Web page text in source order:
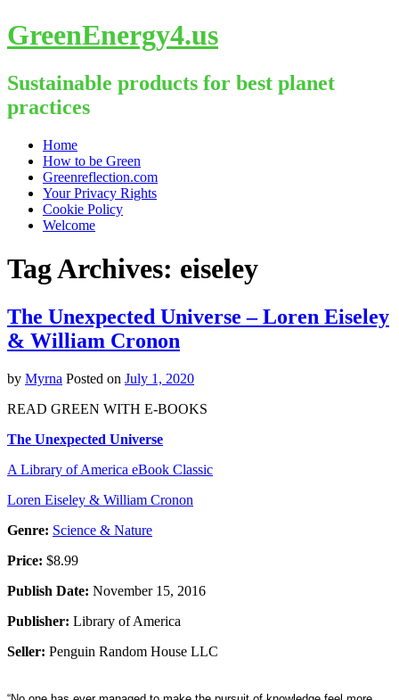
GreenEnergy4.us
Sustainable products for best planet
practices
Skip
content
Home
How to be Green
Greenreflection.com
Your Privacy Rights
Cookie Policy
Welcome
Tag Archives: eiseley
The Unexpected Universe – Loren Eiseley
& William Cronon
by Myrna Posted on July 1, 2020
READ GREEN WITH E-BOOKS
The Unexpected Universe
A Library of America eBook Classic
Loren Eiseley & William Cronon
Genre: Science & Nature
Price: $8.99
Publish Date: November 15, 2016
Publisher: Library of America
Seller: Penguin Random House LLC